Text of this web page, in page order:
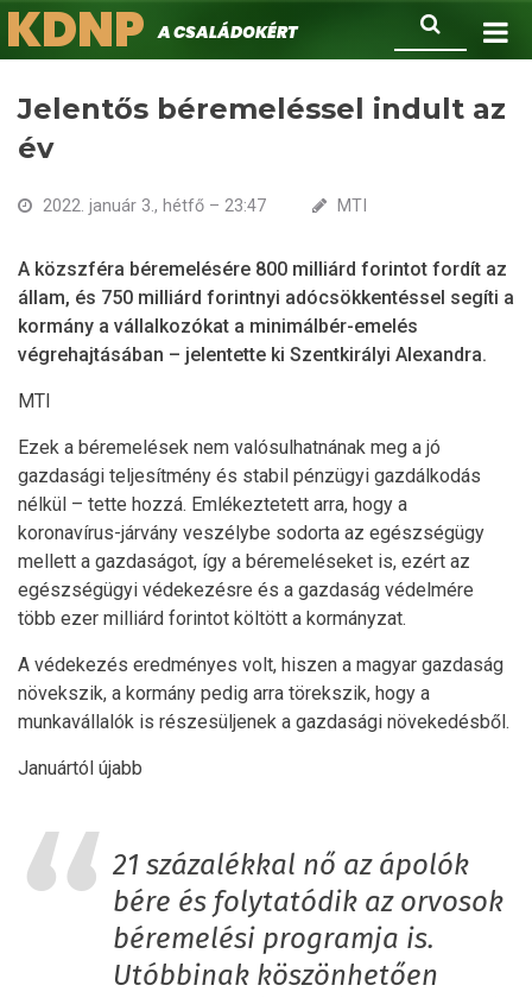
Ugrás
a
Keresés
KDNPA családokért.
Jelentős béremeléssel indult az
év
2022. január 3., hétfő – 23:47 MTI
A közszféra béremelésére 800 milliárd forintot fordít az
állam, és 750 milliárd forintnyi adócsökkentéssel segíti a
kormány a vállalkozókat a minimálbér-emelés
végrehajtásában – jelentette ki Szentkirályi Alexandra.
MTI
Ezek a béremelések nem valósulhatnának meg a jó
gazdasági teljesítmény és stabil pénzügyi gazdálkodás
nélkül – tette hozzá. Emlékeztetett arra, hogy a
koronavírus-járvány veszélybe sodorta az egészségügy
mellett a gazdaságot, így a béremeléseket is, ezért az
egészségügyi védekezésre és a gazdaság védelmére
több ezer milliárd forintot költött a kormányzat.
A védekezés eredményes volt, hiszen a magyar gazdaság
növekszik, a kormány pedig arra törekszik, hogy a
munkavállalók is részesüljenek a gazdasági növekedésből.
Januártól újabb
21 százalékkal nő az ápolók
bére és folytatódik az orvosok
béremelési programja is.
Utóbbinak köszönhetően